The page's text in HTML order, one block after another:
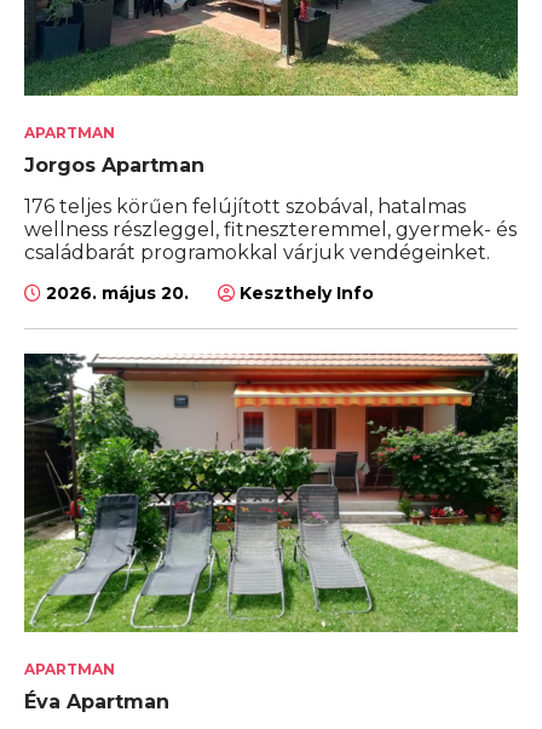
APARTMAN
Jorgos Apartman
176 teljes körűen felújított szobával, hatalmas
wellness részleggel, fitneszteremmel, gyermek- és
családbarát programokkal várjuk vendégeinket.
2026. május 20. Keszthely Info
APARTMAN
Éva Apartman